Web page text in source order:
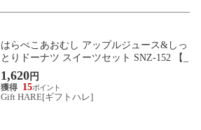
はらぺこあおむし アップルジュース&しっ
とりドーナツ スイーツセット SNZ-152 【_
1,620円
15
Gift HARE[ギフトハレ]